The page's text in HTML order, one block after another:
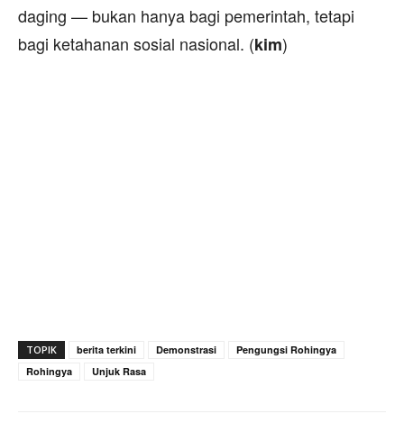
daging — bukan hanya bagi pemerintah, tetapi
bagi ketahanan sosial nasional. (kim)
TOPIK berita terkini Demonstrasi
Pengungsi Rohingya
Rohingya
Unjuk Rasa